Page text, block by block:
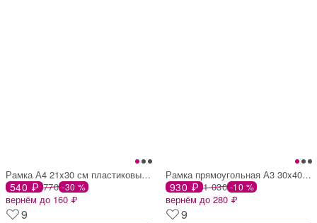
Рамка А4 21x30 см пластиковый багет 14 м
540 ₽ 770 -30 %
вернём до 160 ₽
9
Рамка прямоугольная А3 30x40 см деревянн
930 ₽ 1 030 -10 %
вернём до 280 ₽
9